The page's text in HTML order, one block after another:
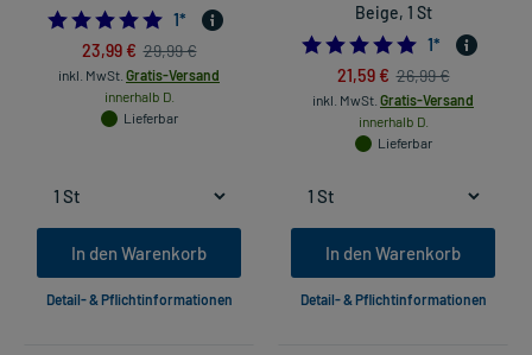
5.0
1*
23,99 € 29,99 €
inkl. MwSt. Gratis-Versand
innerhalb D.
Lieferbar
In den Warenkorb
Detail- & Pflichtinformationen
Beige, 1 St
5.0
1*
21,59 € 26,99 €
inkl. MwSt. Gratis-Versand
innerhalb D.
Lieferbar
In den Warenkorb
Detail- & Pflichtinformationen